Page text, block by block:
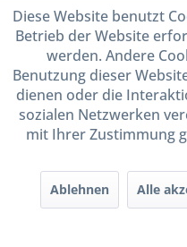
Service Hotline
Shop Service
Informationen
Handel mit
durch DE-
Diese Website benutzt
Betrieb der Website
werden. Andere
Benutzung dieser
dienen oder die
sozialen Netzwerken
mit Ihrer Zustimmung
Ablehnen Alle